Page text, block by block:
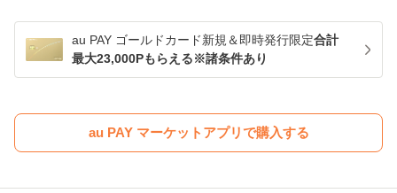
au PAY ゴールドカード新規＆即時発行限定合計
最大23,000Pもらえる※諸条件あり
au PAY マーケットアプリで購入する